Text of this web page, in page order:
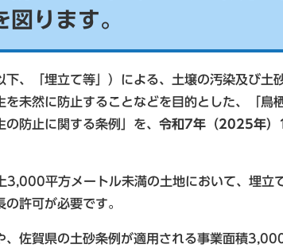
ります。
、「埋立て等」）による、土壌の汚染及び土
を未然に防止することなどを目的とした、「鳥
防止に関する条例」を、 令和7年（2025年）
平方メートル未満の土地において、埋立
許可が必要です。
佐賀県の土砂条例が適用される事業面積